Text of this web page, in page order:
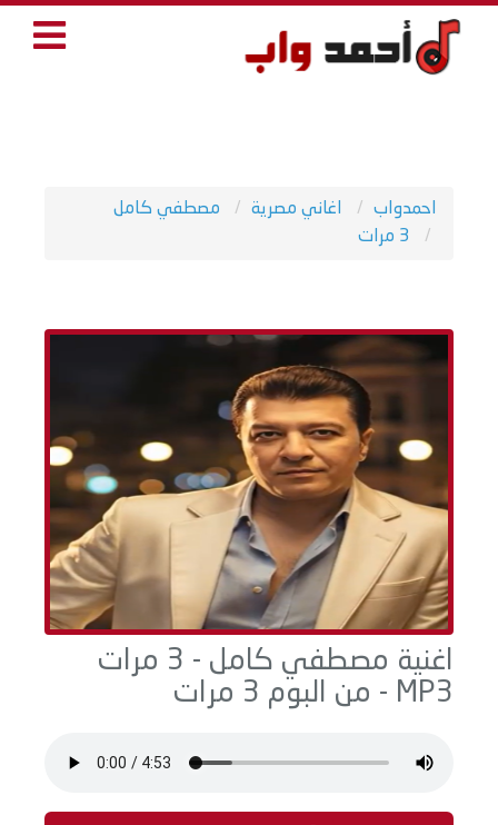
احمدواب اغاني مصرية
مصطفي كامل
3 مرات
اغنية مصطفي كامل - 3 مرات
MP3 - من البوم 3 مرات